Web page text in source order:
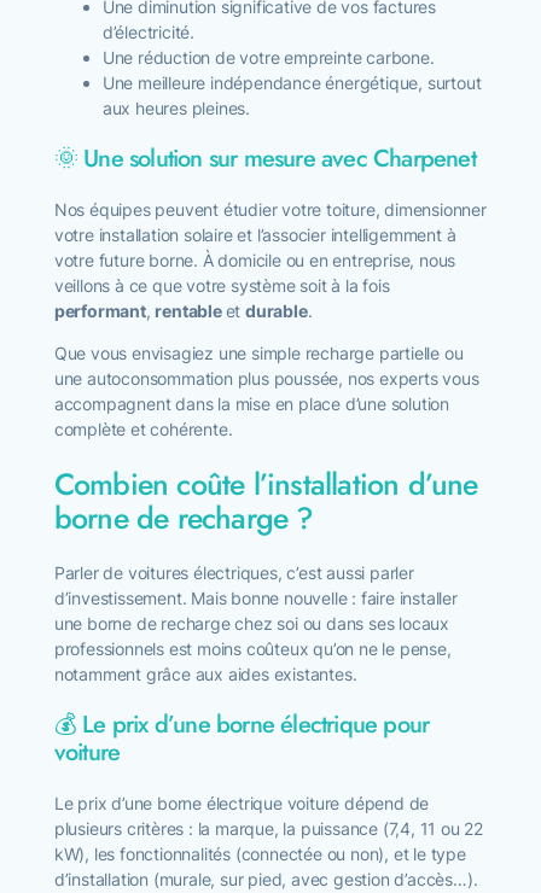
Une diminution significative de vos factures
d’électricité.
Une réduction de votre empreinte carbone.
Une meilleure indépendance énergétique, surtout
aux heures pleines.
🌞 Une solution sur mesure avec Charpenet
Nos équipes peuvent étudier votre toiture, dimensionner
votre installation solaire et l’associer intelligemment à
votre future borne. À domicile ou en entreprise, nous
veillons à ce que votre système soit à la fois
performant,rentableetdurable.
Que vous envisagiez une simple recharge partielle ou
une autoconsommation plus poussée, nos experts vous
accompagnent dans la mise en place d’une solution
complète et cohérente.
Combien coûte l’installation d’une
borne de recharge ?
Parler de voitures électriques, c’est aussi parler
d’investissement. Mais bonne nouvelle : faire installer
une borne de recharge chez soi ou dans ses locaux
professionnels est moins coûteux qu’on ne le pense,
notamment grâce aux aides existantes.
💰 Le prix d’une borne électrique pour
voiture
Le prix d’une borne électrique voiture dépend de
plusieurs critères : la marque, la puissance (7,4, 11 ou 22
kW), les fonctionnalités (connectée ou non), et le type
d’installation (murale, sur pied, avec gestion d’accès…).